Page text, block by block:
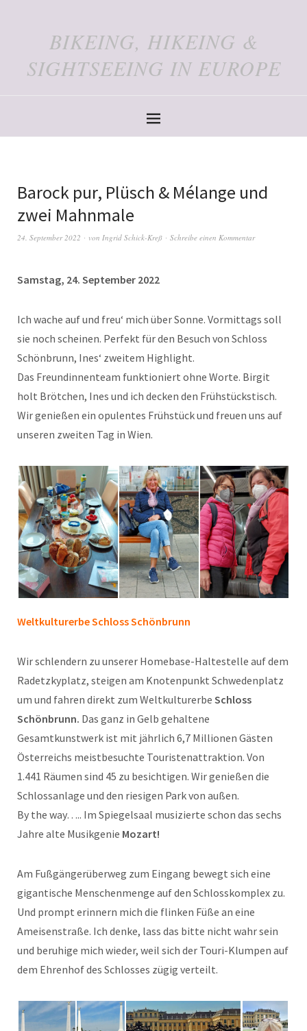
BIKEING, HIKEING &
SIGHTSEEING IN EUROPE
Barock pur, Plüsch & Mélange und
zwei Mahnmale
24. September 2022 von Ingrid Schick-Kreß Schreibe einen Kommentar
Samstag, 24. September 2022
Ich wache auf und freu‘ mich über Sonne. Vormittags soll
sie noch scheinen. Perfekt für den Besuch von Schloss
Schönbrunn, Ines‘ zweitem Highlight.
Das Freundinnenteam funktioniert ohne Worte. Birgit
holt Brötchen, Ines und ich decken den Frühstückstisch.
Wir genießen ein opulentes Frühstück und freuen uns auf
unseren zweiten Tag in Wien.
Weltkulturerbe Schloss Schönbrunn
Wir schlendern zu unserer Homebase-Haltestelle auf dem
Radetzkyplatz, steigen am Knotenpunkt Schwedenplatz
um und fahren direkt zum Weltkulturerbe Schloss
Schönbrunn. Das ganz in Gelb gehaltene
Gesamtkunstwerk ist mit jährlich 6,7 Millionen Gästen
Österreichs meistbesuchte Touristenattraktion. Von
1.441 Räumen sind 45 zu besichtigen. Wir genießen die
Schlossanlage und den riesigen Park von außen.
By the way….. Im Spiegelsaal musizierte schon das sechs
Jahre alte Musikgenie Mozart!
Am Fußgängerüberweg zum Eingang bewegt sich eine
gigantische Menschenmenge auf den Schlosskomplex zu.
Und prompt erinnern mich die flinken Füße an eine
Ameisenstraße. Ich denke, lass das bitte nicht wahr sein
und beruhige mich wieder, weil sich der Touri-Klumpen auf
dem Ehrenhof des Schlosses zügig verteilt.